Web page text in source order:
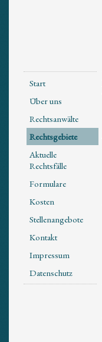
Start
Über uns
Rechtsanwälte
Rechtsgebiete
Aktuelle
Rechtsfälle
Formulare
Kosten
Stellenangebote
Kontakt
Impressum
Datenschutz